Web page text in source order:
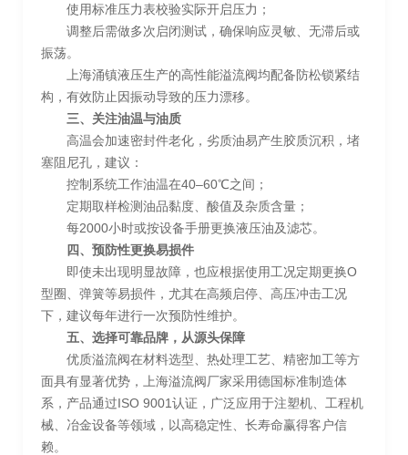
使用标准压力表校验实际开启压力；
调整后需做多次启闭测试，确保响应灵敏、无滞后或
振荡。
上海涌镇液压生产的高性能溢流阀均配备防松锁紧结
构，有效防止因振动导致的压力漂移。
三、关注油温与油质
高温会加速密封件老化，劣质油易产生胶质沉积，堵
塞阻尼孔，建议：
控制系统工作油温在40–60℃之间；
定期取样检测油品黏度、酸值及杂质含量；
每2000小时或按设备手册更换液压油及滤芯。
四、预防性更换易损件
即使未出现明显故障，也应根据使用工况定期更换O
型圈、弹簧等易损件，尤其在高频启停、高压冲击工况
下，建议每年进行一次预防性维护。
五、选择可靠品牌，从源头保障
优质溢流阀在材料选型、热处理工艺、精密加工等方
面具有显著优势，上海溢流阀厂家采用德国标准制造体
系，产品通过ISO 9001认证，广泛应用于注塑机、工程机
械、冶金设备等领域，以高稳定性、长寿命赢得客户信
赖。